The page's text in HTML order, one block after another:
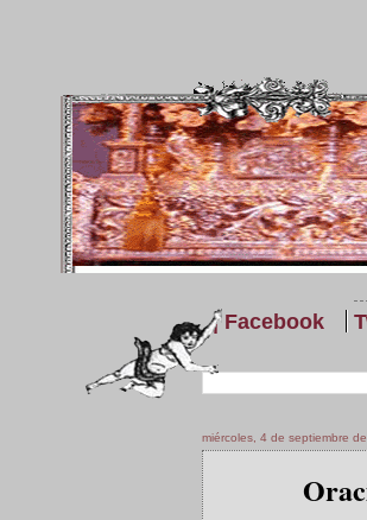
| Facebook
miércoles, 4 de septiembre